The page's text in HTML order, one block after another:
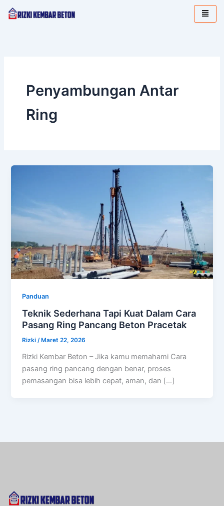
Lewati
Penyambungan Antar
Ring
Panduan
Teknik Sederhana Tapi Kuat Dalam Cara
Pasang Ring Pancang Beton Pracetak
Rizki/ Maret 22, 2026
Rizki Kembar Beton – Jika kamu memahami Cara
pasang ring pancang dengan benar, proses
pemasangan bisa lebih cepat, aman, dan […]